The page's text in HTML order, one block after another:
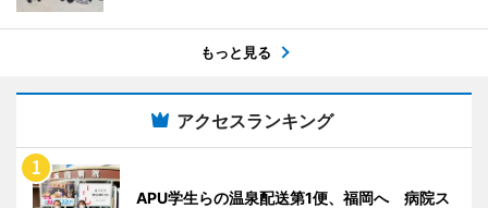
もっと見る
アクセスランキング
APU学生らの温泉配送第1便、福岡へ 病院ス